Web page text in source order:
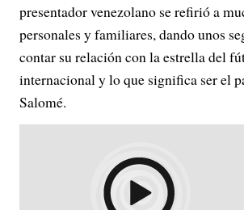
presentador venezolano se refirió a
personales y familiares, dando unos
contar su relación con la estrella del
internacional y lo que significa ser el
Salomé.